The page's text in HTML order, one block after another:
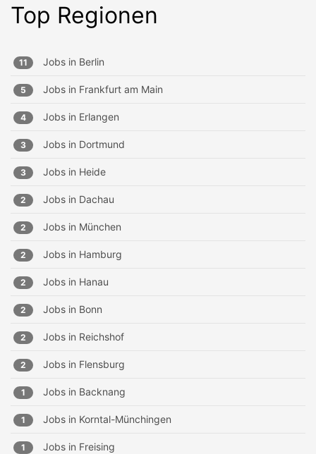
Top Regionen
11 Jobs in Berlin
5 Jobs in Frankfurt am Main
4 Jobs in Erlangen
3 Jobs in Dortmund
3 Jobs in Heide
2 Jobs in Dachau
2 Jobs in München
2 Jobs in Hamburg
2 Jobs in Hanau
2 Jobs in Bonn
2 Jobs in Reichshof
2 Jobs in Flensburg
1 Jobs in Backnang
1 Jobs in Korntal-Münchingen
1 Jobs in Freising